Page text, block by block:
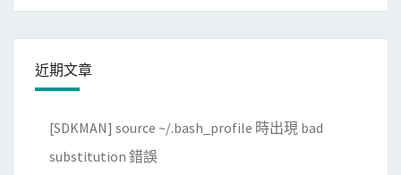
近期文章
[SDKMAN] source ~/.bash_profile 時出現 bad
substitution 錯誤